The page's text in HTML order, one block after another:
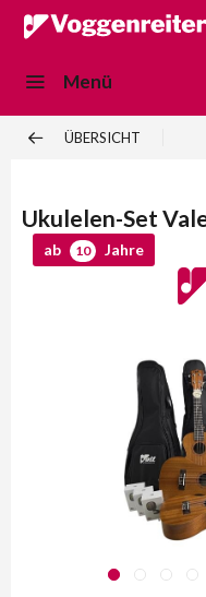
Menü
ÜBERSICHT
Ukulelen-Set
ab 10 Jahre